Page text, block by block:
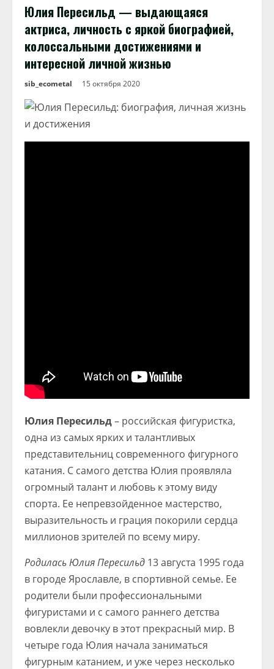
Юлия Пересильд — выдающаяся
актриса, личность с яркой биографией,
колоссальными достижениями и
интересной личной жизнью
sib_ecometal 15 октября 2020
Юлия Пересильд– российская фигуристка,
одна из самых ярких и талантливых
представительниц современного фигурного
катания. С самого детства Юлия проявляла
огромный талант и любовь к этому виду
спорта. Ее непревзойденное мастерство,
выразительность и грация покорили сердца
миллионов зрителей по всему миру.
Родилась Юлия Пересильд 13 августа 1995 года
в городе Ярославле, в спортивной семье. Ее
родители были профессиональными
фигуристами и с самого раннего детства
вовлекли девочку в этот прекрасный мир. В
четыре года Юлия начала заниматься
фигурным катанием, и уже через несколько